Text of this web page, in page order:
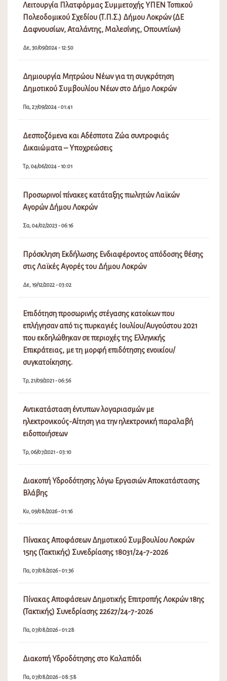
Λειτουργία Πλατφόρμας Συμμετοχής ΥΠΕΝ Τοπικού
Πολεοδομικού Σχεδίου (Τ.Π.Σ.) Δήμου Λοκρών (ΔΕ
Δαφνουσίων, Αταλάντης, Μαλεσίνης, Οπουντίων)
Δε, 30/09/2024 - 12:50
Δημιουργία Μητρώου Νέων για τη συγκρότηση
Δημοτικού Συμβουλίου Νέων στο Δήμο Λοκρών
Πα, 27/09/2024 - 01:41
Δεσποζόμενα και Αδέσποτα Ζώα συντροφιάς
Δικαιώματα – Υποχρεώσεις
Τρ, 04/06/2024 - 10:01
Προσωρινοί πίνακες κατάταξης πωλητών Λαϊκών
Αγορών Δήμου Λοκρών
Σα, 04/02/2023 - 06:16
Πρόσκληση Εκδήλωσης Ενδιαφέροντος απόδοσης θέσης
στις Λαϊκές Αγορές του Δήμου Λοκρών
Δε, 19/12/2022 - 03:02
Επιδότηση προσωρινής στέγασης κατοίκων που
επλήγησαν από τις πυρκαγιές Ιουλίου/Αυγούστου 2021
που εκδηλώθηκαν σε περιοχές της Ελληνικής
Επικράτειας, με τη μορφή επιδότησης ενοικίου/
συγκατοίκησης.
Τρ, 21/09/2021 - 06:56
Αντικατάσταση έντυπων λογαριασμών με
ηλεκτρονικούς-Αίτηση για την ηλεκτρονική παραλαβή
ειδοποιήσεων
Τρ, 06/07/2021 - 03:10
Διακοπή Υδροδότησης λόγω Εργασιών Αποκατάστασης
Βλάβης
Κυ, 09/08/2026 - 01:16
Πίνακας Αποφάσεων Δημοτικού Συμβουλίου Λοκρών
15ης (Τακτικής) Συνεδρίασης 18031/24-7-2026
Πα, 07/08/2026 - 01:36
Πίνακας Αποφάσεων Δημοτικής Επιτροπής Λοκρών 18ης
(Τακτικής) Συνεδρίασης 22627/24-7-2026
Πα, 07/08/2026 - 01:28
Διακοπή Υδροδότησης στο Καλαπόδι
Πα, 07/08/2026 - 08:58